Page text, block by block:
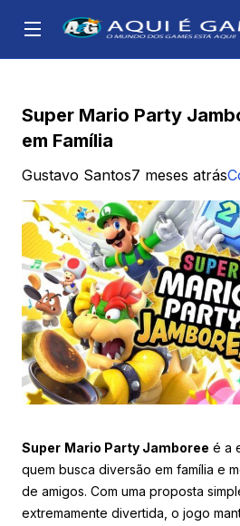
Super Mario Party
em Família
Gustavo Santos7 meses atrás
Super Mario Party Jamboree é a
quem busca diversão em família e
de amigos. Com uma proposta
extremamente divertida, o jogo